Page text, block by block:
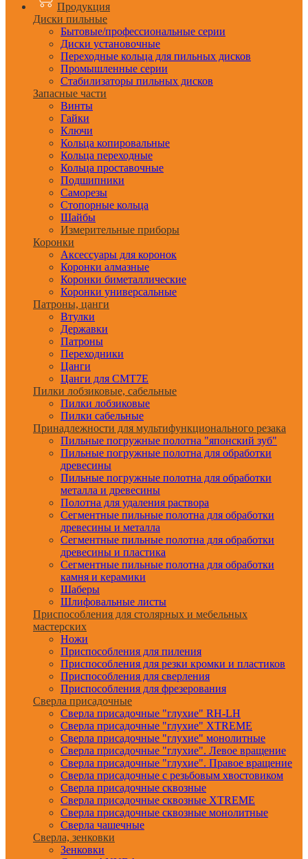
Продукция
Диски пильные
Бытовые/профессиональные серии
Диски установочные
Переходные кольца для пильных дисков
Промышленные серии
Стабилизаторы пильных дисков
Запасные части
Винты
Гайки
Ключи
Кольца копировальные
Кольца переходные
Кольца проставочные
Подшипники
Саморезы
Стопорные кольца
Шайбы
Измерительные приборы
Коронки
Аксессуары для коронок
Коронки алмазные
Коронки биметаллические
Коронки универсальные
Патроны, цанги
Втулки
Державки
Патроны
Переходники
Цанги
Цанги для CMT7E
Пилки лобзиковые, сабельные
Пилки лобзиковые
Пилки сабельные
Принадлежности для мультифункционального резака
Пильные погружные полотна "японский зуб"
Пильные погружные полотна для обработки
древесины
Пильные погружные полотна для обработки
металла и древесины
Полотна для удаления раствора
Сегментные пильные полотна для обработки
древесины и металла
Сегментные пильные полотна для обработки
древесины и пластика
Сегментные пильные полотна для обработки
камня и керамики
Шаберы
Шлифовальные листы
Приспособления для столярных и мебельных
мастерских
Ножи
Приспособления для пиления
Приспособления для резки кромки и пластиков
Приспособления для сверления
Приспособления для фрезерования
Сверла присадочные
Сверла присадочные "глухие" RH-LH
Сверла присадочные "глухие" XTREME
Сверла присадочные "глухие" монолитные
Сверла присадочные "глухие". Левое вращение
Сверла присадочные "глухие". Правое вращение
Сверла присадочные с резьбовым хвостовиком
Сверла присадочные сквозные
Сверла присадочные сквозные XTREME
Сверла присадочные сквозные монолитные
Сверла чашечные
Сверла, зенковки
Зенковки